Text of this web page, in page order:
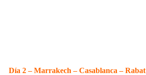
Día 2 – Marrakech – Casablanca – Rabat